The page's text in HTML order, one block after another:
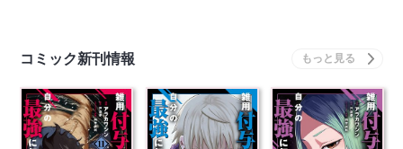
コミック新刊情報